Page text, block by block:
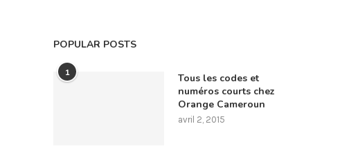
POPULAR POSTS
1
Tous les codes et
numéros courts chez
Orange Cameroun
avril 2, 2015